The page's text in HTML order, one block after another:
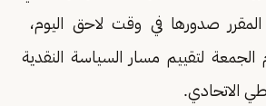
المقرر صدورها في ​وقت لاحق اليوم،
⁠الجمعة لتقييم مسار السياسة النقدية
الاتحادي.